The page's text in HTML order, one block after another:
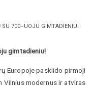
SU 700–UOJU GIMTADIENIU!
gimtadieniu!
Europoje pasklido pirmoji
Vilnius modernus ir atviras